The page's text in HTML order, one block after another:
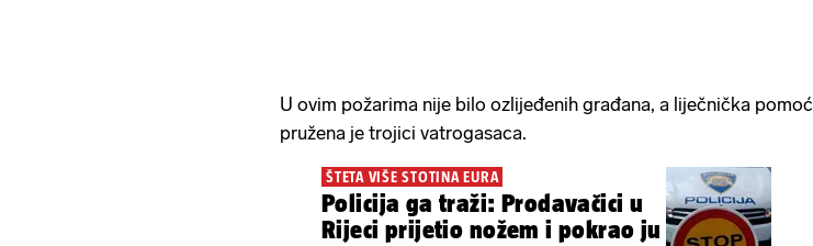
U ovim požarima nije bilo ozlijeđenih građana, a liječnička pomoć
pružena je trojici vatrogasaca.
ŠTETA VIŠE STOTINA EURA
Policija ga traži: Prodavačici u
Rijeci prijetio nožem i pokrao ju